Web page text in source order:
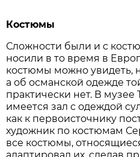
Костюмы
Сложности были и с
носили в то время в
костюмы можно увидеть,
а об османской одежде
практически нет. В музее
имеется зал с одеждой
как к первоисточнику
художник по костюмам
все костюмы,